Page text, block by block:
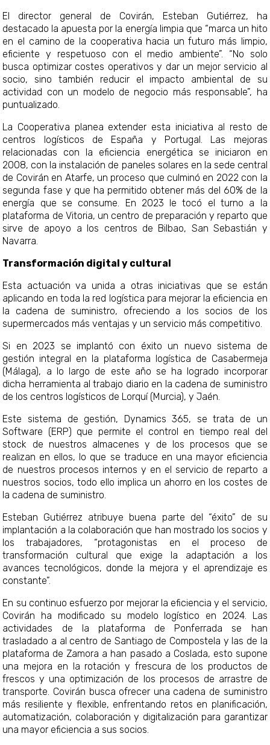
El director general de Covirán, Esteban Gutiérrez, ha
destacado la apuesta por la energía limpia que “marca un hito
en el camino de la cooperativa hacia un futuro más limpio,
eficiente y respetuoso con el medio ambiente”. “No solo
busca optimizar costes operativos y dar un mejor servicio al
socio, sino también reducir el impacto ambiental de su
actividad con un modelo de negocio más responsable”, ha
puntualizado.
La Cooperativa planea extender esta iniciativa al resto de
centros logísticos de España y Portugal. Las mejoras
relacionadas con la eficiencia energética se iniciaron en
2008, con la instalación de paneles solares en la sede central
de Covirán en Atarfe, un proceso que culminó en 2022 con la
segunda fase y que ha permitido obtener más del 60% de la
energía que se consume. En 2023 le tocó el turno a la
plataforma de Vitoria, un centro de preparación y reparto que
sirve de apoyo a los centros de Bilbao, San Sebastián y
Navarra.
Transformación digital y cultural
Esta actuación va unida a otras iniciativas que se están
aplicando en toda la red logística para mejorar la eficiencia en
la cadena de suministro, ofreciendo a los socios de los
supermercados más ventajas y un servicio más competitivo.
Si en 2023 se implantó con éxito un nuevo sistema de
gestión integral en la plataforma logística de Casabermeja
(Málaga), a lo largo de este año se ha logrado incorporar
dicha herramienta al trabajo diario en la cadena de suministro
de los centros logísticos de Lorquí (Murcia), y Jaén.
Este sistema de gestión, Dynamics 365, se trata de un
Software (ERP) que permite el control en tiempo real del
stock de nuestros almacenes y de los procesos que se
realizan en ellos, lo que se traduce en una mayor eficiencia
de nuestros procesos internos y en el servicio de reparto a
nuestros socios, todo ello implica un ahorro en los costes de
la cadena de suministro.
Esteban Gutiérrez atribuye buena parte del “éxito” de su
implantación a la colaboración que han mostrado los socios y
los trabajadores, “protagonistas en el proceso de
transformación cultural que exige la adaptación a los
avances tecnológicos, donde la mejora y el aprendizaje es
constante”.
En su continuo esfuerzo por mejorar la eficiencia y el servicio,
Covirán ha modificado su modelo logístico en 2024. Las
actividades de la plataforma de Ponferrada se han
trasladado a al centro de Santiago de Compostela y las de la
plataforma de Zamora a han pasado a Coslada, esto supone
una mejora en la rotación y frescura de los productos de
frescos y una optimización de los procesos de arrastre de
transporte. Covirán busca ofrecer una cadena de suministro
más resiliente y flexible, enfrentando retos en planificación,
automatización, colaboración y digitalización para garantizar
una mayor eficiencia a sus socios.